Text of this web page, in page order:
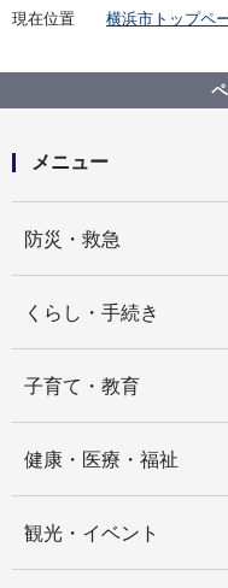
現在位置 横浜市トップペ
【契約結果公表
AIドリル試行開
メニュー
防災・救急
くらし・手続き
子育て・教育
健康・医療・福祉
観光・イベント